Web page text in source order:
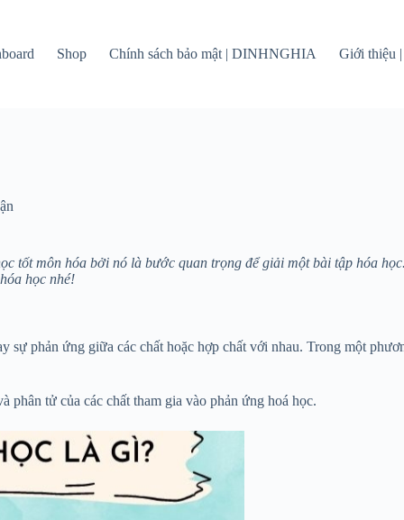
Shop Chính sách bảo mật | DINHNGHIA Giới thiệu
tốt môn hóa bởi nó là bước quan trọng để giải một bài tập hóa
học nhé!
phản ứng giữa các chất hoặc hợp chất với nhau. Trong một
tử của các chất tham gia vào phản ứng hoá học.